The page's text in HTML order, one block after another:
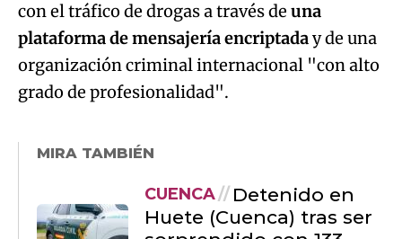
con el tráfico de drogas a través de una
plataforma de mensajería encriptaday de una
organización criminal internacional "con alto
grado de profesionalidad".
MIRA TAMBIÉN
CUENCA
Detenido en
Huete (Cuenca) tras ser